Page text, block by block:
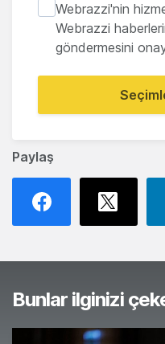
Paylaş
Webrazzi'nin
Webrazzi
göndermesini
Bunlar ilginizi